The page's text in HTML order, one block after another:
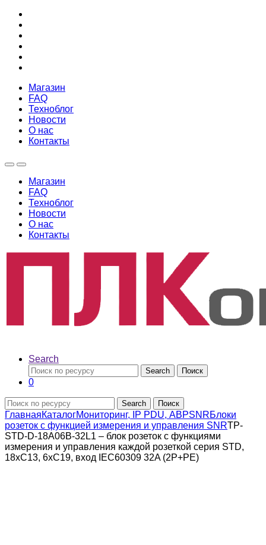
Магазин
FAQ
Техноблог
Новости
О нас
Контакты
Магазин
FAQ
Техноблог
Новости
О нас
Контакты
Search
Search Поиск
0
Search Поиск
ГлавнаяКаталогМониторинг, IP PDU, АВРSNRБлоки
розеток с функцией измерения и управления SNRTP-
STD-D-18A06B-32L1 – блок розеток с функциями
измерения и управления каждой розеткой серия STD,
18xC13, 6xC19, вход IEC60309 32A (2P+PE)